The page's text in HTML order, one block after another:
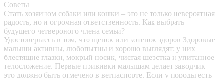
Советы
Стать хозяином собаки или кошки – это не только невероятная
радость, но и огромная ответственность. Как выбрать
будущего четвероного члена семьи?
Удостоверьтесь в том, что щенок или котенок здоров Здоровые
малыши активны, любопытны и хорошо выглядят: у них
блестящие глазки, мокрый носик, чистая шерстка и упитанное
телосложение. Первые прививки малышам делает заводчик –
это должно быть отмечено в ветпаспорте. Если у породы есть